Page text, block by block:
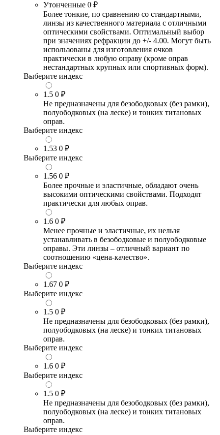
Утонченные 0 ₽
Более тонкие, по сравнению со стандартными,
линзы из качественного материала с отличными
оптическими свойствами. Оптимальный выбор
при значениях рефракции до +/- 4.00. Могут быть
использованы для изготовления очков
практически в любую оправу (кроме оправ
нестандартных крупных или спортивных форм).
Выберите индекс
1.5 0 ₽
Не предназначены для безободковых (без рамки),
полуободковых (на леске) и тонких титановых
оправ.
Выберите индекс
1.53 0 ₽
Выберите индекс
1.56 0 ₽
Более прочные и эластичные, обладают очень
высокими оптическими свойствами. Подходят
практически для любых оправ.
1.6 0 ₽
Менее прочные и эластичные, их нельзя
устанавливать в безободковые и полуободковые
оправы. Эти линзы – отличный вариант по
соотношению «цена-качество».
Выберите индекс
1.67 0 ₽
Выберите индекс
1.5 0 ₽
Не предназначены для безободковых (без рамки),
полуободковых (на леске) и тонких титановых
оправ.
Выберите индекс
1.6 0 ₽
Выберите индекс
1.5 0 ₽
Не предназначены для безободковых (без рамки),
полуободковых (на леске) и тонких титановых
оправ.
Выберите индекс